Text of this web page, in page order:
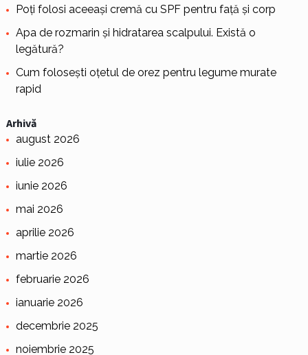
Poți folosi aceeași cremă cu SPF pentru față și corp
Apa de rozmarin și hidratarea scalpului. Există o
legătură?
Cum folosești oțetul de orez pentru legume murate
rapid
Arhivă
august 2026
iulie 2026
iunie 2026
mai 2026
aprilie 2026
martie 2026
februarie 2026
ianuarie 2026
decembrie 2025
noiembrie 2025